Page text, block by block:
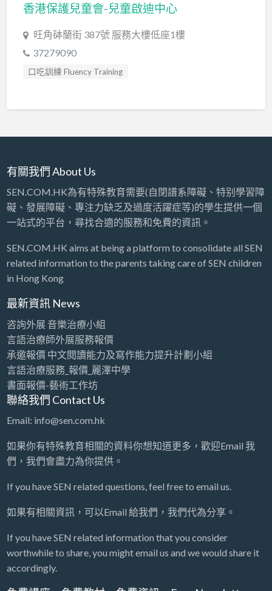
香港保護兒童會-兒童啟迪中心
旺角砵蘭街 387號 服務大樓低座1樓
37279090
口吃訓練 Fluency Training
專注力評估 ADHD Assessment
教育心理學家 Educational Psychologist
物理治療師 Physiotherapist
發音訓練 Articulation Training
職業治療師 Occupational Therapist
自閉症訓練 Autism Training
言語治療師 Speech Therapist
言語評估 Speech Assessment
認知行為治療 Cognitive Behavioral Therapy
讀寫障礙 Dyslexia Assessment
讀寫障礙訓練 Dyslexia
輔導員 Counsellor
遊戲治療 Game Therapy
有關我們 About Us
SEN.COM.HK為有特殊教育需要(自閉譜系障礙、特别學習障
礙、發展障礙、專注力缺乏及過度活躍症等)的學生提供一個
一站式的平台，尋找合適的服務和免費的資訊。
SEN.COM.HK aims at being a platform to consolidate all SEN
related information to the parents taking care of SEN children
in Hong Kong
最新資訊 News
咨詢外展 音樂治療小組
言語治療師外展服務報價
承邀報價 中文閱讀能力及寫作能力提升計劃小組
言語治療服務_報價_麗澤中學
書面報價-藝術工作坊
聯絡我們 Contact Us
Email: info@sen.com.hk
如果你有特殊教育相關的資料你想知道更多，歡迎Email 我
們，我們會盡力為你提供。
If you have SEN related questions, feel free to email us.
如果有相關資訊，可以Email 給我們，我們代為分享。
If you have SEN related information that you consider
worthwhile to share, you might email us and we would share it
accordingly.